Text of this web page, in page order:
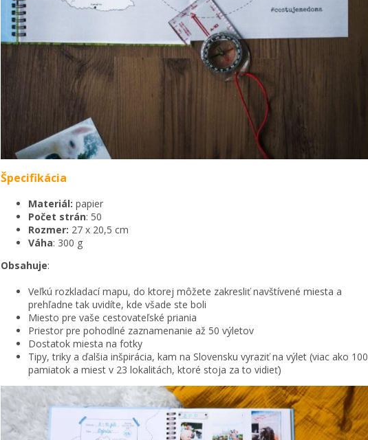
Špecifikácia
Materiál: papier
Počet strán: 50
Rozmer: 27 x 20,5 cm
Váha: 300 g
Obsahuje:
Veľkú rozkladací mapu, do ktorej môžete zakresliť navštívené miesta a
prehľadne tak uvidíte, kde všade ste boli
Miesto pre vaše cestovateľské priania
Priestor pre pohodlné zaznamenanie až 50 výletov
Dostatok miesta na fotky
Tipy, triky a ďalšia inšpirácia, kam na Slovensku vyraziť na výlet (viac ako 100
pamiatok a miest v 23 lokalitách, ktoré stoja za to vidieť)